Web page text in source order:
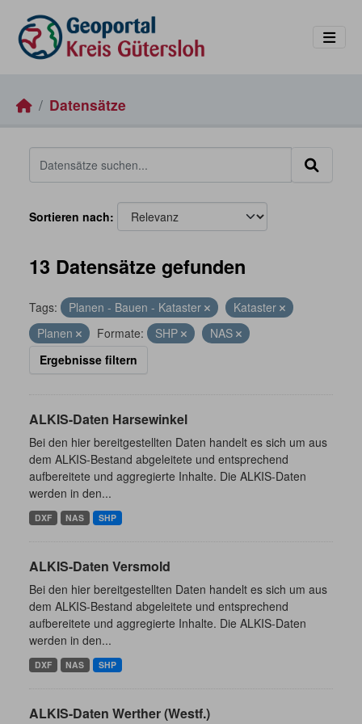
Datensätze
Sortieren nach
13 Datensätze gefunden
Tags: Planen - Bauen - Kataster
Kataster
Planen
Formate: SHP
NAS
Ergebnisse filtern
ALKIS-Daten Harsewinkel
Bei den hier bereitgestellten Daten handelt es sich um aus
dem ALKIS-Bestand abgeleitete und entsprechend
aufbereitete und aggregierte Inhalte. Die ALKIS-Daten
werden in den...
DXF NAS SHP
ALKIS-Daten Versmold
Bei den hier bereitgestellten Daten handelt es sich um aus
dem ALKIS-Bestand abgeleitete und entsprechend
aufbereitete und aggregierte Inhalte. Die ALKIS-Daten
werden in den...
DXF NAS SHP
ALKIS-Daten Werther (Westf.)